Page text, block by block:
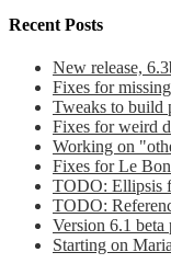
Recent Posts
New release,
Fixes for
Tweaks to build
Fixes for weird
Working on
Fixes for Le
TODO: Ellipsis
TODO:
Version 6.1 beta
Starting on